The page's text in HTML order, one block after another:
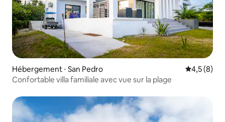
Hébergement ⋅ San Pedro Évaluation
4,5 (8)
Confortable villa familiale avec vue sur la plage